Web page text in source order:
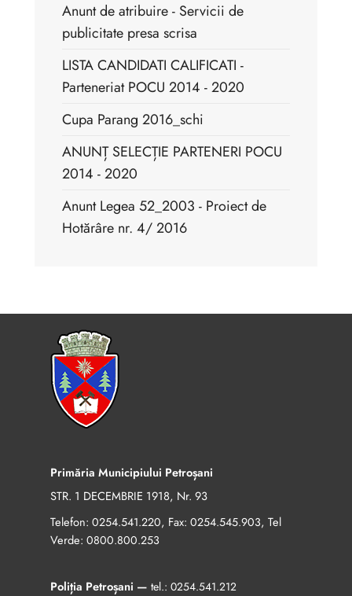
Anunt de atribuire - Servicii de
publicitate presa scrisa
LISTA CANDIDATI CALIFICATI -
Parteneriat POCU 2014 - 2020
Cupa Parang 2016_schi
ANUNȚ SELECȚIE PARTENERI POCU
2014 - 2020
Anunt Legea 52_2003 - Proiect de
Hotărâre nr. 4/ 2016
Primăria Municipiului Petroșani
STR. 1 DECEMBRIE 1918, Nr. 93
Telefon: 0254.541.220, Fax: 0254.545.903, Tel
Verde: 0800.800.253
Poliția Petroșani — tel.: 0254.541.212